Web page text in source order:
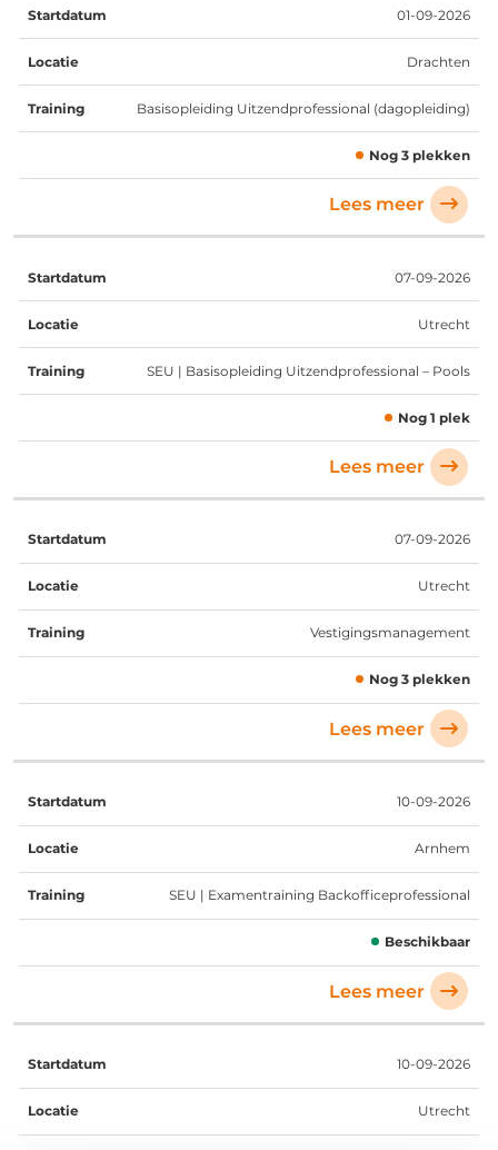
01-09-2026
Drachten
Basisopleiding Uitzendprofessional (dagopleiding)
Nog 3 plekken
Lees meer
07-09-2026
Utrecht
SEU | Basisopleiding Uitzendprofessional – Pools
Nog 1 plek
Lees meer
07-09-2026
Utrecht
Vestigingsmanagement
Nog 3 plekken
Lees meer
10-09-2026
Arnhem
SEU | Examentraining Backofficeprofessional
Beschikbaar
Lees meer
10-09-2026
Utrecht